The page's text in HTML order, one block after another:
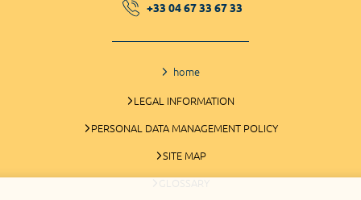
+33 04 67 33 67 33
home
LEGAL INFORMATION
PERSONAL DATA MANAGEMENT POLICY
SITE MAP
GLOSSARY